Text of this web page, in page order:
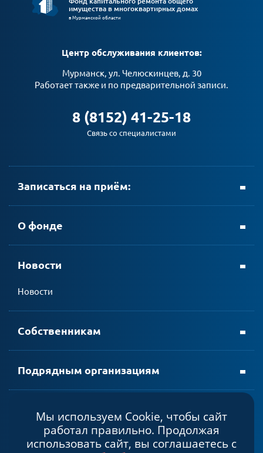
имущества в многоквартирных домах
в Мурманской области
Центр обслуживания клиентов:
Мурманск, ул. Челюскинцев, д. 30
Работает также и по предварительной записи.
8 (8152) 41-25-18
Связь со специалистами
Записаться на приём:
О фонде
Новости
Новости
Собственникам
Подрядным организациям
Политика конфиденциальности
Cогласие на обработку персональных данных
Мы используем Cookie, чтобы сайт
работал правильно. Продолжая
использовать сайт, вы соглашаетесь с